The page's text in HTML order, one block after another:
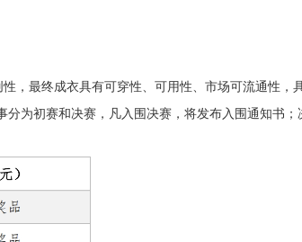
，最终成衣具有可穿性、可用性、市场可流通性，
为初赛和决赛，凡入围决赛，将发布入围通知书；